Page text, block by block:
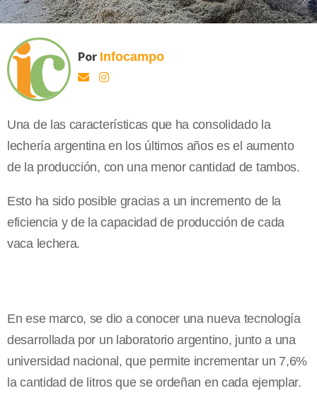
Por Infocampo
Una de las características que ha consolidado la
lechería argentina en los últimos años es el aumento
de la producción, con una menor cantidad de tambos.
Esto ha sido posible gracias a un incremento de la
eficiencia y de la capacidad de producción de cada
vaca lechera.
En ese marco, se dio a conocer una nueva tecnología
desarrollada por un laboratorio argentino, junto a una
universidad nacional, que permite incrementar un 7,6%
la cantidad de litros que se ordeñan en cada ejemplar.